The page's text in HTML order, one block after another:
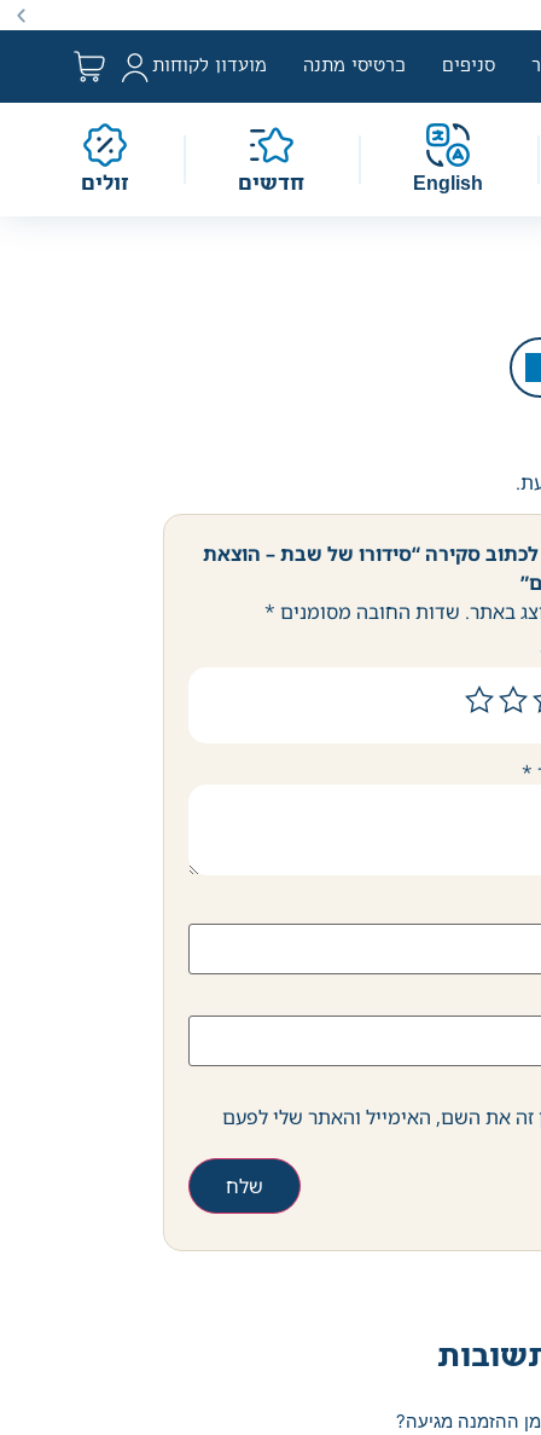
למבצע לפי הגדרת החוק. מבצעים מתקיימים מעת לעת לתקופה
סניפים כרטיסי מתנה מועדון לקוחות
English חדשים זולים
סקירה “סידורו של שבת – הוצאת
באתר. שדות החובה מסומנים *
*
זה את השם, האימייל והאתר שלי לפעם
ההזמנה מגיעה?